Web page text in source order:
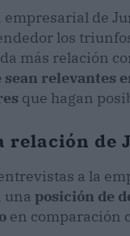
de
los
más relación
relevantes
que hagan
relación de
a la
una posición de
en comparación